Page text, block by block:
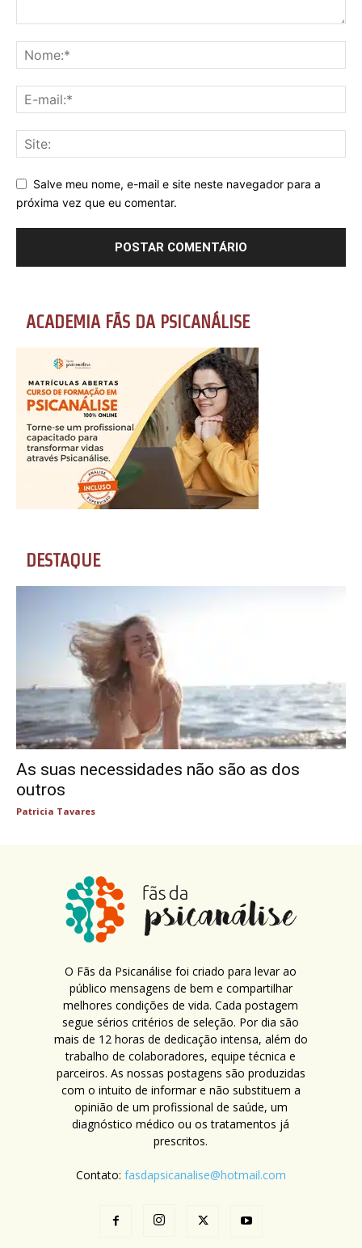
Salve meu nome, e-mail e site neste navegador para a
próxima vez que eu comentar.
ACADEMIA FÃS DA PSICANÁLISE
DESTAQUE
As suas necessidades não são as dos
outros
Patricia Tavares
O Fãs da Psicanálise foi criado para levar ao
público mensagens de bem e compartilhar
melhores condições de vida. Cada postagem
segue sérios critérios de seleção. Por dia são
mais de 12 horas de dedicação intensa, além do
trabalho de colaboradores, equipe técnica e
parceiros. As nossas postagens são produzidas
com o intuito de informar e não substituem a
opinião de um profissional de saúde, um
diagnóstico médico ou os tratamentos já
prescritos.
Contato: fasdapsicanalise@hotmail.com